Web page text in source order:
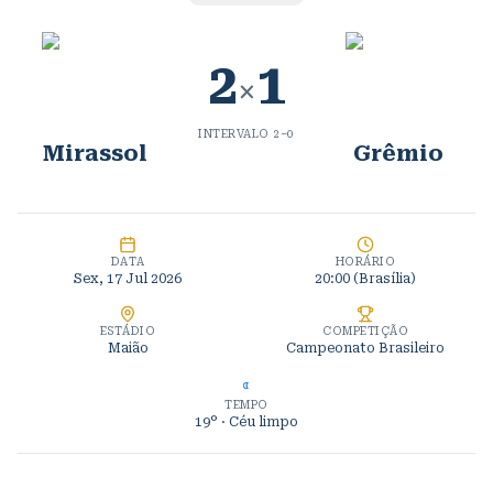
Mirassol
2×1
INTERVALO 2 –0
Grêmio
DATA
Sex, 17 Jul 2026
HORÁRIO
20:00 (Brasília)
ESTÁDIO
Maião
COMPETIÇÃO
Campeonato Brasileiro
TEMPO
19° · Céu limpo